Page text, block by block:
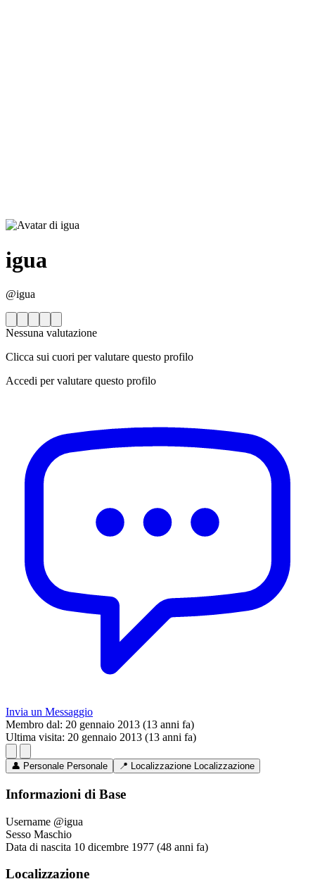
igua
@igua
Nessuna valutazione
Clicca sui cuori per valutare questo profilo
Accedi per valutare questo profilo
Invia un Messaggio
Membro dal: 20 gennaio 2013 (13 anni fa)
Ultima visita: 20 gennaio 2013 (13 anni fa)
👤 Personale Personale 📍 Localizzazione Localizzazione
Informazioni di Base
Username @igua
Sesso Maschio
Data di nascita 10 dicembre 1977 (48 anni fa)
Localizzazione